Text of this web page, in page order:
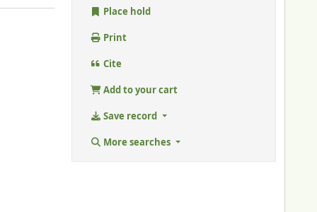
Place hold
Print
Cite
Add to your cart
Save record
More searches